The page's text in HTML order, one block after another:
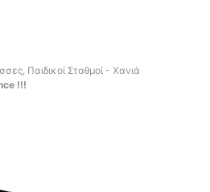
Παιδικοί Σταθμοί - Χανιά
!!!